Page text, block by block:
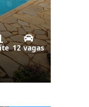
12 vagas